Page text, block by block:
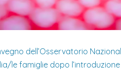
dell’Osservatorio
le famiglie dopo